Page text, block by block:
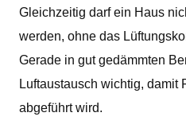
Gleichzeitig darf ein Haus
werden, ohne das
Gerade in gut gedämmten
Luftaustausch wichtig, damit
abgeführt wird.